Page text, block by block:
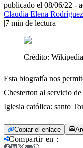
publicado el 08/06/22 -
Claudia Elena Rodríguez
|7 min de lectura
Crédito:
Esta biografía nos
Chesterton al servicio
Iglesia católica: santo
Copiar el enlace
Compartir en :